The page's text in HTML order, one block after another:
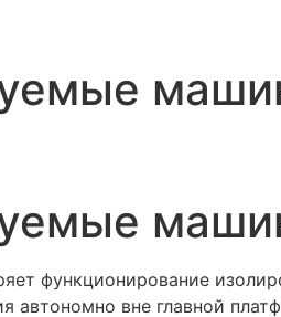
функционирование
вне главной